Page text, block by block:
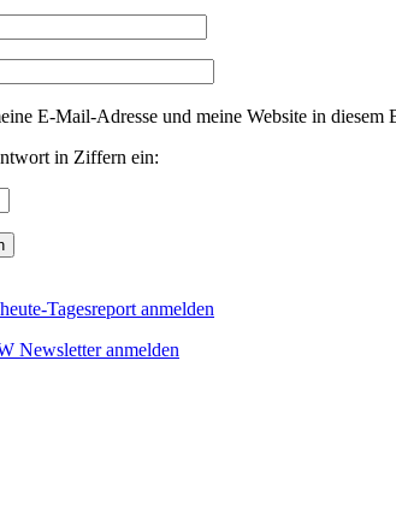
E-Mail-Adresse und meine Website in
in Ziffern ein: